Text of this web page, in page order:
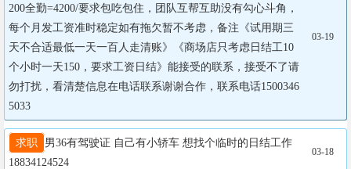
200全勤=4200/要求包吃包住，团队互帮互助没有勾心斗角，
每个月发工资准时稳定如有拖欠暂不考虑，备注《试用期三
天不合适最低一天一百人走清账》《商场店只考虑日结工10
个小时一天150，要求工资日结》能接受的联系，接受不了请
勿打扰，看清楚信息在电话联系谢谢合作，联系电话1500346
5033
03-19
求职
男36有驾驶证 自己有小轿车 想找个临时的日结工作
18834124524
03-18